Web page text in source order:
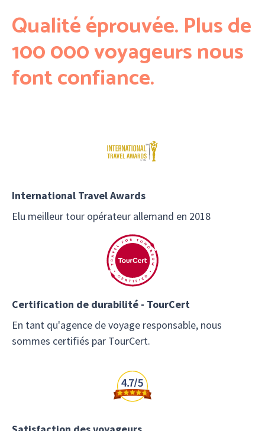
Qualité éprouvée. Plus de
100 000 voyageurs nous
font confiance.
International Travel Awards
Elu meilleur tour opérateur allemand en 2018
Certification de durabilité - TourCert
En tant qu'agence de voyage responsable, nous
sommes certifiés par TourCert.